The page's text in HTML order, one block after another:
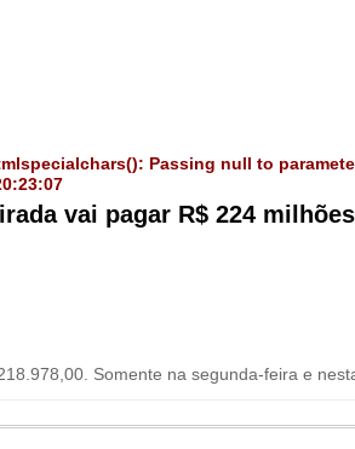
Passing null to
vai pagar R$ 224 milhões
Somente na segunda-feira e